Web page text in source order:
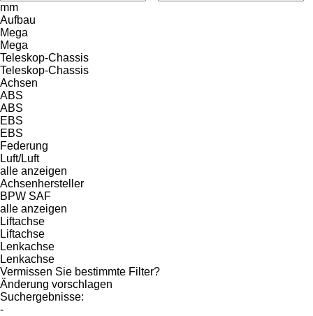
mm
Aufbau
Mega
Mega
Teleskop-Chassis
Teleskop-Chassis
Achsen
ABS
ABS
EBS
EBS
Federung
Luft/Luft
alle anzeigen
Achsenhersteller
BPW SAF
alle anzeigen
Liftachse
Liftachse
Lenkachse
Lenkachse
Vermissen Sie bestimmte Filter?
Änderung vorschlagen
Suchergebnisse:
-